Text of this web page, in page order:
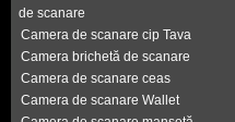
de scanare
Camera de scanare cip Tava
Camera brichetă de scanare
Camera de scanare ceas
Camera de scanare Wallet